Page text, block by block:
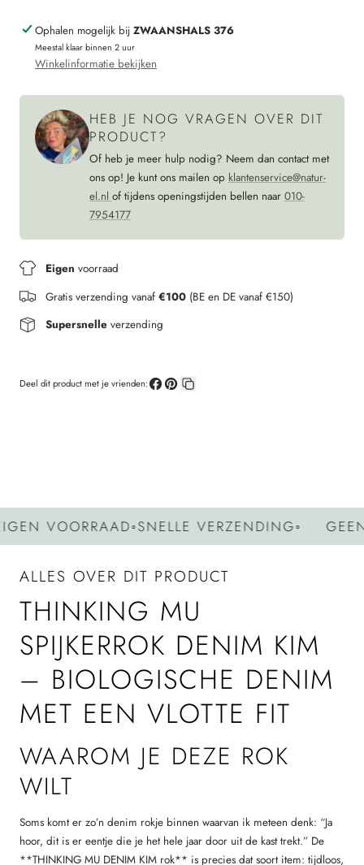
van
biologisch
KIM
van
Ophalen mogelijk bij ZWAANSHALS 376
Meestal klaar binnen 2 uur
Winkelinformatie bekijken
HEB JE NOG VRAGEN OVER DIT
PRODUCT?
Of heb je meer hulp nodig? Neem dan contact met
ons op! Je kunt ons mailen op klantenservice@natur-
el.nl of tijdens openingstijden bellen naar 010-
7954177
Eigen voorraad
Gratis verzending vanaf €100 (BE en DE vanaf €150)
Supersnelleverzending
Deel dit product met je vrienden:
VOORRAAD◦SNELLE VERZENDING◦ GEEN
ALLES OVER DIT PRODUCT
THINKING MU
SPIJKERROK DENIM KIM
– BIOLOGISCHE DENIM
MET EEN VLOTTE FIT
WAAROM JE DEZE ROK
WILT
Soms komt er zo’n denim rokje binnen waarvan ik meteen denk: “Ja
hoor, dit is er eentje die je het hele jaar door uit de kast trekt.” De
**THINKING MU DENIM KIM rok** is precies dat soort item: tijdloos,